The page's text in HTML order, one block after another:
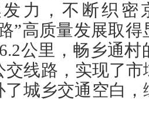
力，不断织密
”高质量发展取
公里，畅乡通
交线路，实现了
了城乡交通空白